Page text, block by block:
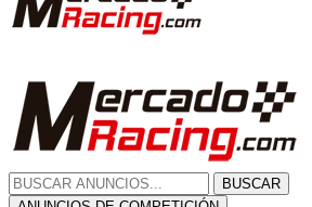
BUSCAR
ANUNCIOS DE COMPETICIÓN